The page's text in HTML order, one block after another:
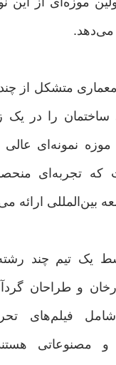
می‌دهد.
متشکل از
ساختمان را در یک
نمونه‌ای
که تجربه‌ای
بین‌المللی ارائه
یک تیم چند
و طراحان
شامل فیلم‌های
و مصنوعاتی